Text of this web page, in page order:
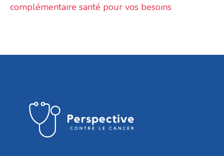
complémentaire santé pour vos besoins